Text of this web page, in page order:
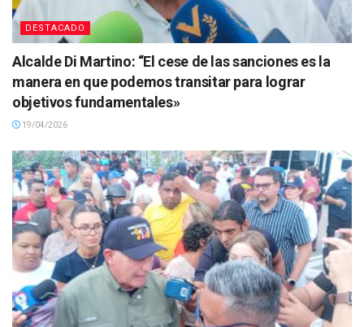
DESTACADO
Alcalde Di Martino: “El cese de las sanciones es la
manera en que podemos transitar para lograr
objetivos fundamentales»
19/04/2026